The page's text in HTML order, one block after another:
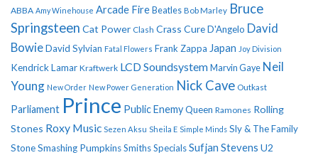
ABBA Amy Winehouse Arcade Fire Beatles Bob Marley Bruce
Springsteen Cat Power Clash Crass CureD'Angelo David
BowieDavid Sylvian Fatal Flowers Frank Zappa Japan Joy Division
Kendrick Lamar Kraftwerk LCD Soundsystem Marvin Gaye Neil
Young New Order New Power Generation Nick Cave Outkast
Parliament Prince Public EnemyQueen Ramones Rolling
Stones Roxy Music Sezen Aksu Sheila E Simple Minds Sly & The Family
StoneSmashing PumpkinsSmithsSpecialsSufjan Stevens U2